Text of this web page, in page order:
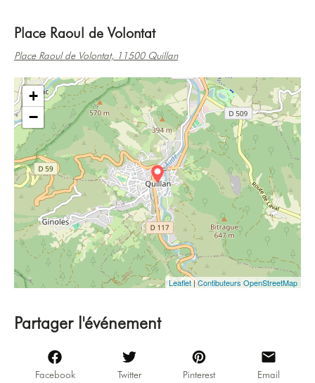
Place Raoul de Volontat
Place Raoul de Volontat, 11500 Quillan
+
−
Leaflet|Contibuteurs OpenStreetMap
Partager l'événement
Facebook Twitter Pinterest Email